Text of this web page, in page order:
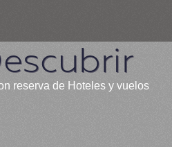
reserva de Hoteles y vuelos